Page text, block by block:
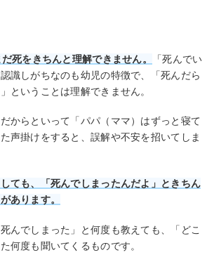
だ死をきちんと理解できません。
「死んでい
識しがちなのも幼児の特徴で、「死んだら
ということは理解できません。
からといって「パパ（ママ）はずっと寝て
声掛けをすると、誤解や不安を招いてしま
ても、「死んでしまったんだよ」ときちん
あります。
んでしまった」と何度も教えても、「どこ
何度も聞いてくるものです。